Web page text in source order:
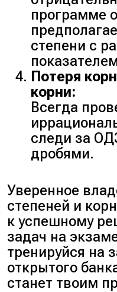
√7 ≈ 2.65,
+ 10√7 ≈ 31.5.
Видно, что
+ 10√7.
4. Значит, и
выражения
Ответ:√17 +
3x — 5 = x² —
3. Приведём
уравнению:
x² — 6x + 9 —
x² — 9x + 14 =
4. Решаем
уравнение:
программе
степени с
Потеря
корни:
Всегда
следи за
дробями.
Уверенное
степеней и
к успешному
задач на
тренируйся на
открытого
станет твоим